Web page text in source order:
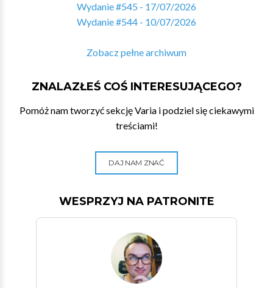
Wydanie #545 - 17/07/2026
Wydanie #544 - 10/07/2026
Zobacz pełne archiwum
ZNALAZŁEŚ COŚ INTERESUJĄCEGO?
Pomóż nam tworzyć sekcję Varia i podziel się ciekawymi
treściami!
DAJ NAM ZNAĆ
WESPRZYJ NA PATRONITE